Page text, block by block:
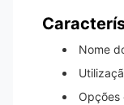
Nome
Opções